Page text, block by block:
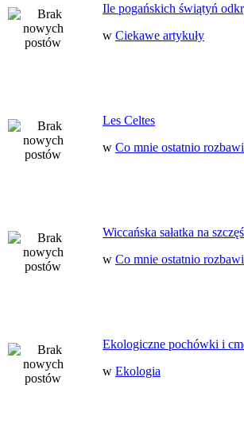
Ile pogańskich świątyń
w Ciekawe artykuły
Les Celtes
w Co mnie ostatnio
Wiccańska sałatka na
w Co mnie ostatnio
Ekologiczne pochówki i
w Ekologia